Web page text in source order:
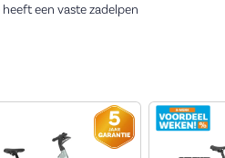
een vaste zadelpen